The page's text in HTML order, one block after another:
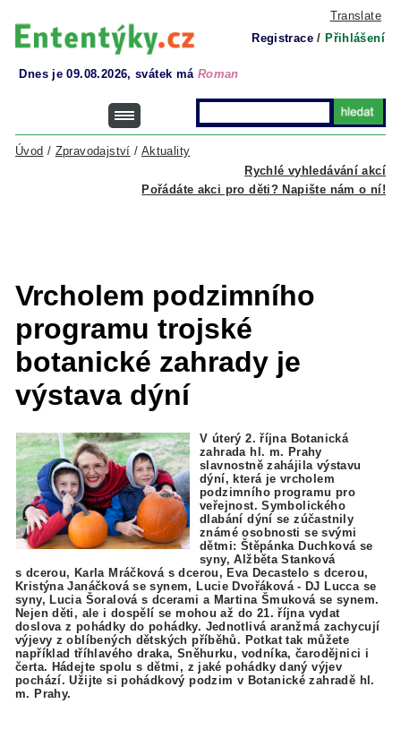
Translate
Registrace / Přihlášení
Dnes je 09.08.2026, svátek má Roman
Rychlé vyhledávání akcí
Úvod / Zpravodajství / Aktuality
Pořádáte akci pro děti? Napište nám o ní!
Vrcholem podzimního
programu trojské
botanické zahrady je
výstava dýní
V úterý 2. října Botanická
zahrada hl. m. Prahy
slavnostně zahájila výstavu
dýní, která je vrcholem
podzimního programu pro
veřejnost. Symbolického
dlabání dýní se zúčastnily
známé osobnosti se svými
dětmi: Štěpánka Duchková se
syny, Alžběta Stanková
s dcerou, Karla Mráčková s dcerou, Eva Decastelo s dcerou,
Kristýna Janáčková se synem, Lucie Dvořáková - DJ Lucca se
syny, Lucia Šoralová s dcerami a Martina Šmuková se synem.
Nejen děti, ale i dospělí se mohou až do 21. října vydat
doslova z pohádky do pohádky. Jednotlivá aranžmá zachycují
výjevy z oblíbených dětských příběhů. Potkat tak můžete
například tříhlavého draka, Sněhurku, vodníka, čarodějnici i
čerta. Hádejte spolu s dětmi, z jaké pohádky daný výjev
pochází. Užijte si pohádkový podzim v Botanické zahradě hl.
m. Prahy.